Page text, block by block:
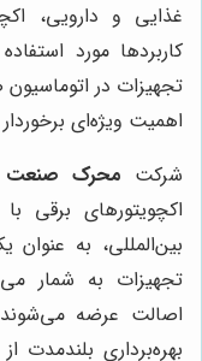
غذایی و دارویی،
کاربردها مورد
تجهیزات در
اهمیت ویژه‌ای
شرکت محرک صنعت
اکچویتورهای برقی
بین‌المللی، به
تجهیزات به شمار
اصالت عرضه می‌شوند
بهره‌برداری بلندمدت